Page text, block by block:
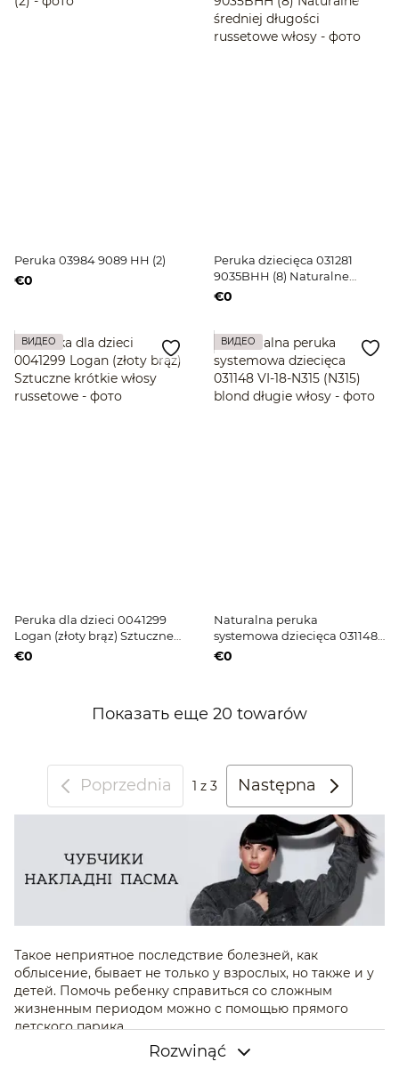
Peruka 03984 9089 HH (2)
€0
Peruka dziecięca 031281
9035BHH (8) Naturalne
średniej długości russetowe
€0
ВИДЕО
Peruka dla dzieci 0041299
Logan (złoty brąz) Sztuczne
krótkie włosy russetowe
€0
ВИДЕО
Naturalna peruka
systemowa dziecięca 031148
VI-18-N315 (N315) blond
€0
Показать еще 20 towarów
Poprzednia 1 z 3 Następna
Такое неприятное последствие болезней, как
облысение, бывает не только у взрослых, но также и у
детей. Помочь ребенку справиться со сложным
жизненным периодом можно с помощью прямого
детского парика.
Прямой детский парик: особенности и
Rozwinąć